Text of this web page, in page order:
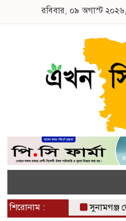
রবিবার, ০৯ অগাস্ট
শিরোনাম : সুনামগঞ্জ